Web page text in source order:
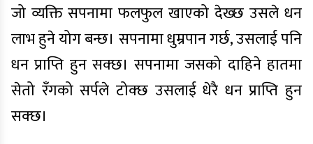
जो व्यक्ति सपनामा फलफुल खाएको देख्छ उसले धन
लाभ हुने योग बन्छ। सपनामा धुम्रपान गर्छ, उसलाई पनि
धन प्राप्ति हुन सक्छ। सपनामा जसको दाहिने हातमा
सेतो रँगको सर्पले टोक्छ उसलाई धेरै धन प्राप्ति हुन
सक्छ।